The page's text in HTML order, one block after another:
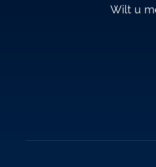
Wilt u